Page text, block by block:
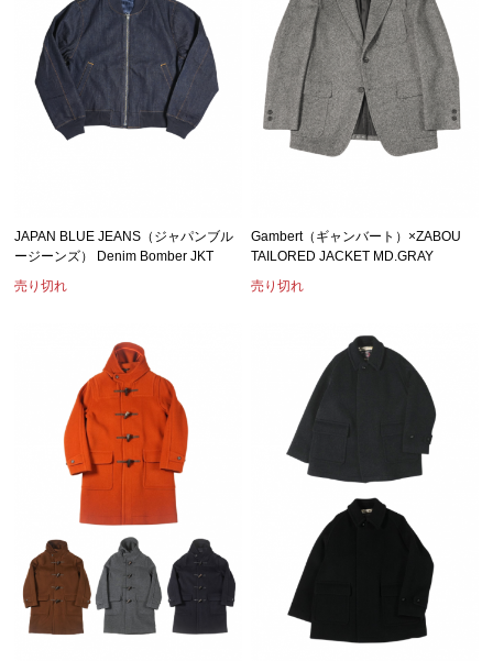
JAPAN BLUE JEANS（ジャパンブル
ージーンズ） Denim Bomber JKT
売り切れ
Gambert（ギャンバート）×ZABOU
TAILORED JACKET MD.GRAY
売り切れ